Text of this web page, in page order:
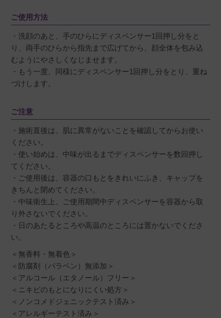
ご使用方法
・洗顔のあと、手のひらにディスペンサー1回押し分をと
り、両手のひらから指先まで広げてから、顔全体を包み込
むようにやさしくなじませます。
・もう一度、同様にディスペンサー1回押し分をとり、重ね
づけします。
ご注意
・施術直後は、肌に異常がないことを確認してからお使い
ください。
・使い始めは、中味が出るまでディスペンサーを数回押し
てください。
・ご使用後は、容器の口もとをきれいにふき、キャップを
きちんと閉めてください。
・中味衛生上、ご使用期間中ディスペンサーを容器から取
り外さないでください。
・日のあたるところや高温のところには置かないでくださ
い。
＜無香料・無着色＞
＜防腐剤（パラベン）無添加＞
＜アルコール（エタノール）フリー＞
＜ニキビのもとになりにくい処方＞
＜ノンコメドジェニックテスト済み＞
＜アレルギーテスト済み＞